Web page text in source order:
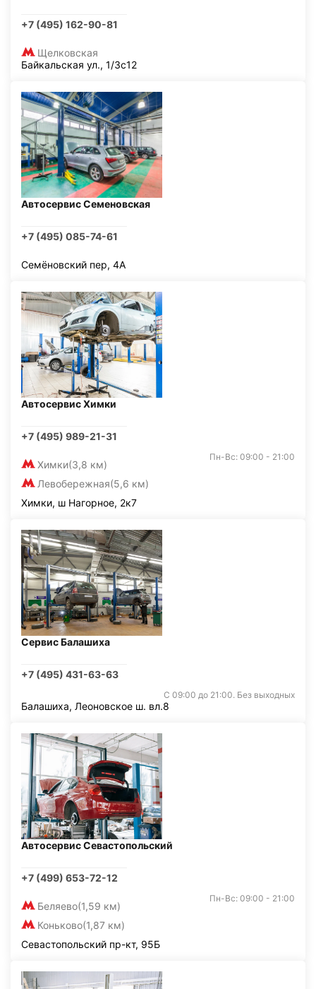
+7 (495) 162-90-81
Щелковская
Байкальская ул., 1/3с12
Автосервис Семеновская
+7 (495) 085-74-61
Семёновский пер, 4А
Автосервис Химки
+7 (495) 989-21-31
Химки(3,8 км)
Левобережная(5,6 км)
Пн-Вс: 09:00 - 21:00
Химки, ш Нагорное, 2к7
Сервис Балашиха
+7 (495) 431-63-63
С 09:00 до 21:00. Без выходных
Балашиха, Леоновское ш. вл.8
Автосервис Севастопольский
+7 (499) 653-72-12
Беляево(1,59 км)
Коньково(1,87 км)
Пн-Вс: 09:00 - 21:00
Севастопольский пр-кт, 95Б